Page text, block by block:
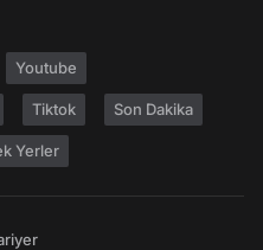
Youtube
Tiktok Son Dakika
Yerler